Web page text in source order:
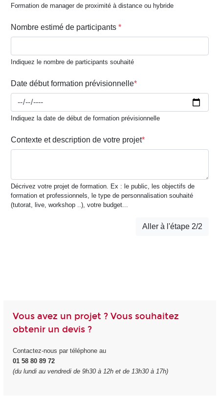
Vous avez un projet ? Vous souhaitez
obtenir un devis ?
Contactez-nous par téléphone au
01 58 80 89 72
(du lundi au vendredi de 9h30 à 12h et de 13h30 à 17h)